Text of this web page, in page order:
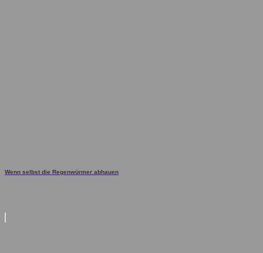
Wenn selbst die Regenwürmer abhauen